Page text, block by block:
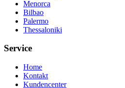
Menorca
Bilbao
Palermo
Thessaloniki
Service
Home
Kontakt
Kundencenter